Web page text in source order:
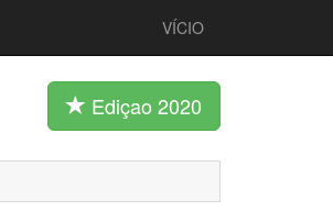
VÍCIO
Ediçao 2020